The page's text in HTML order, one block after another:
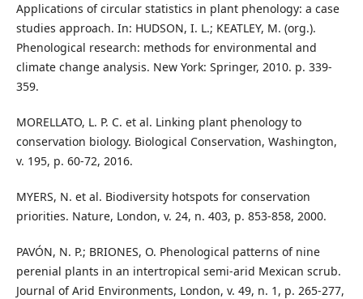
Applications of circular statistics in plant phenology: a case
studies approach. In: HUDSON, I. L.; KEATLEY, M. (org.).
Phenological research: methods for environmental and
climate change analysis. New York: Springer, 2010. p. 339-
359.
MORELLATO, L. P. C. et al. Linking plant phenology to
conservation biology. Biological Conservation, Washington,
v. 195, p. 60-72, 2016.
MYERS, N. et al. Biodiversity hotspots for conservation
priorities. Nature, London, v. 24, n. 403, p. 853-858, 2000.
PAVÓN, N. P.; BRIONES, O. Phenological patterns of nine
perenial plants in an intertropical semi-arid Mexican scrub.
Journal of Arid Environments, London, v. 49, n. 1, p. 265-277,